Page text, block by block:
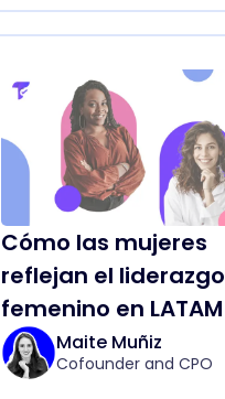
Cómo las mujeres
reflejan el liderazgo
femenino en LATAM
Maite Muñiz
Cofounder and CPO